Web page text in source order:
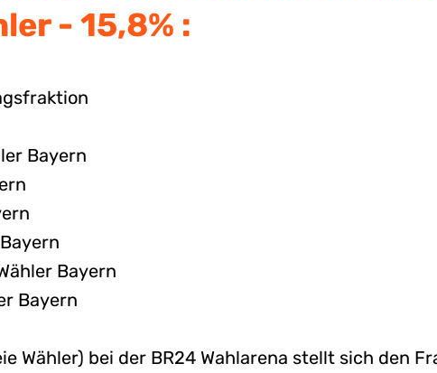
- 15,8% :
Bayern
Bayern
Bayern
Wähler) bei der BR24 Wahlarena stellt sich den